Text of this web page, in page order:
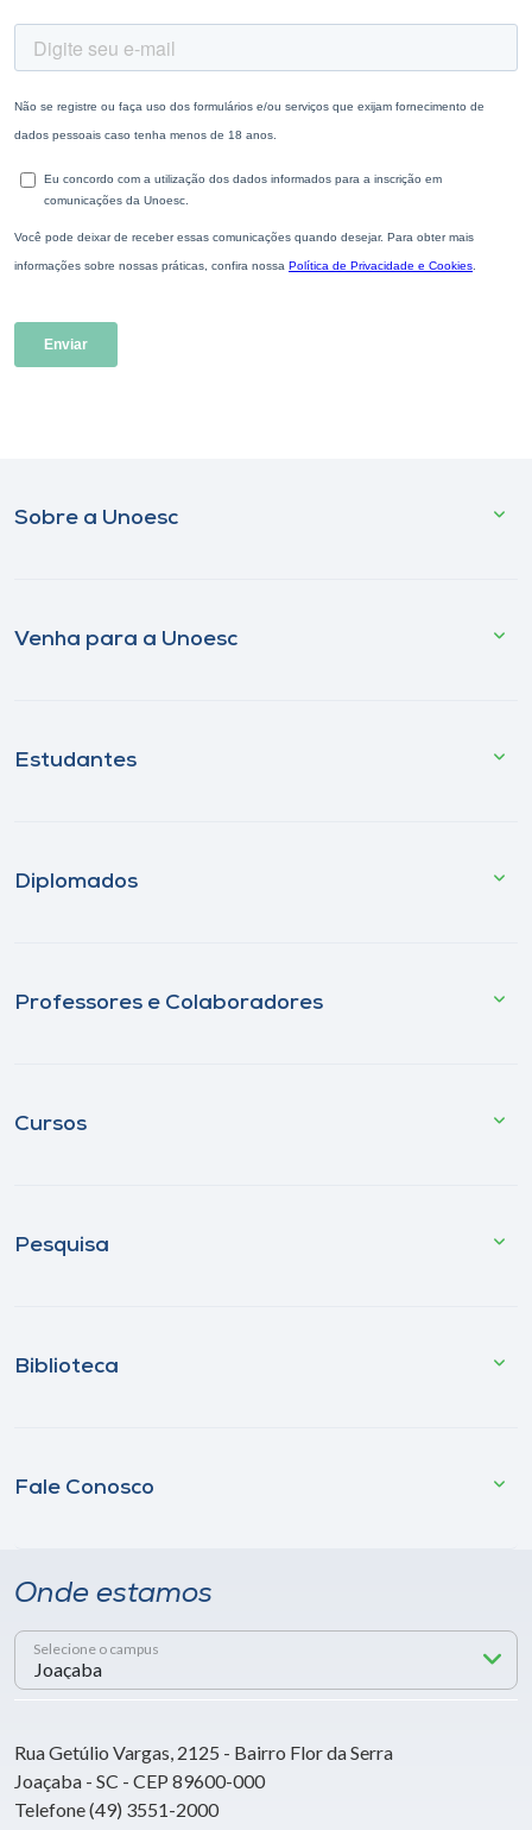
Sobre a Unoesc
Venha para a Unoesc
Estudantes
Diplomados
Professores e Colaboradores
Cursos
Pesquisa
Biblioteca
Fale Conosco
Onde estamos
Selecione o campus
Rua Getúlio Vargas, 2125 - Bairro Flor da Serra
Joaçaba - SC - CEP 89600-000
Telefone (49) 3551-2000